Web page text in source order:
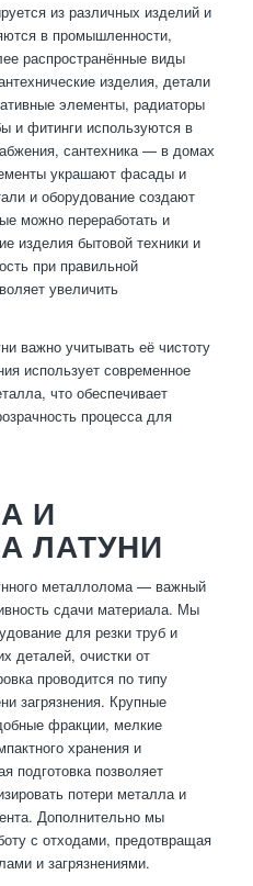
из различных изделий и
в промышленности,
распространённые виды
изделия, детали
элементы, радиаторы
и фитинги используются в
сантехника — в домах
украшают фасады и
и оборудование создают
можно переработать и
изделия бытовой техники и
при правильной
увеличить
важно учитывать её чистоту
использует современное
что обеспечивает
процесса для
И
ЛАТУНИ
металлолома — важный
сдачи материала. Мы
для резки труб и
деталей, очистки от
проводится по типу
загрязнения. Крупные
фракции, мелкие
хранения и
подготовка позволяет
потери металла и
Дополнительно мы
с отходами, предотвращая
и загрязнениями.